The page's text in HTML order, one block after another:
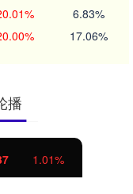
6.83%
17.06%
播
1.01%